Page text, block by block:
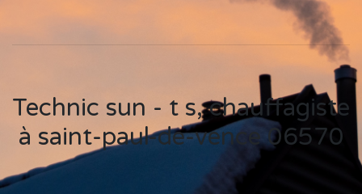
Technic sun - t s, chauffagiste
à saint-paul-de-vence 06570